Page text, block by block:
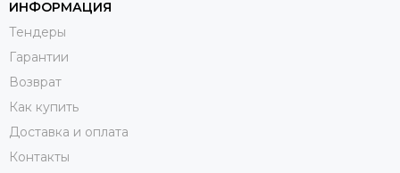
ИНФОРМАЦИЯ
Тендеры
Гарантии
Возврат
Как купить
Доставка и оплата
Контакты